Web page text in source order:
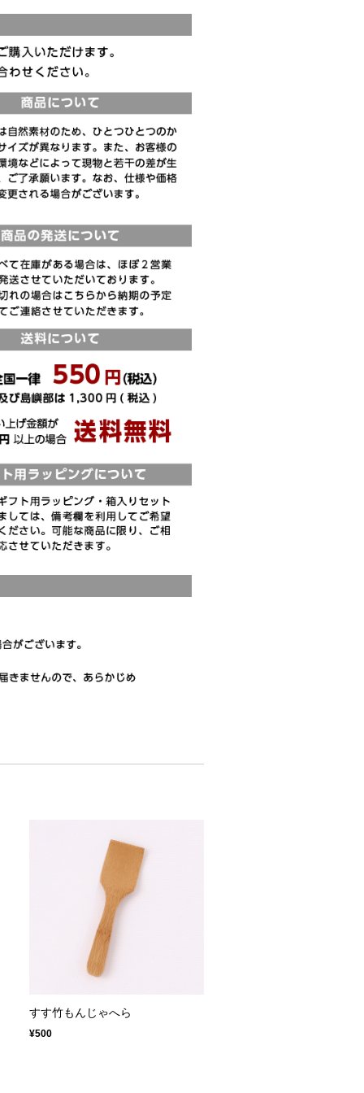
すす竹もんじゃへら
¥500